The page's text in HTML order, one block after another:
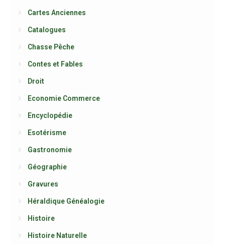
Cartes Anciennes
Catalogues
Chasse Pêche
Contes et Fables
Droit
Economie Commerce
Encyclopédie
Esotérisme
Gastronomie
Géographie
Gravures
Héraldique Généalogie
Histoire
Histoire Naturelle